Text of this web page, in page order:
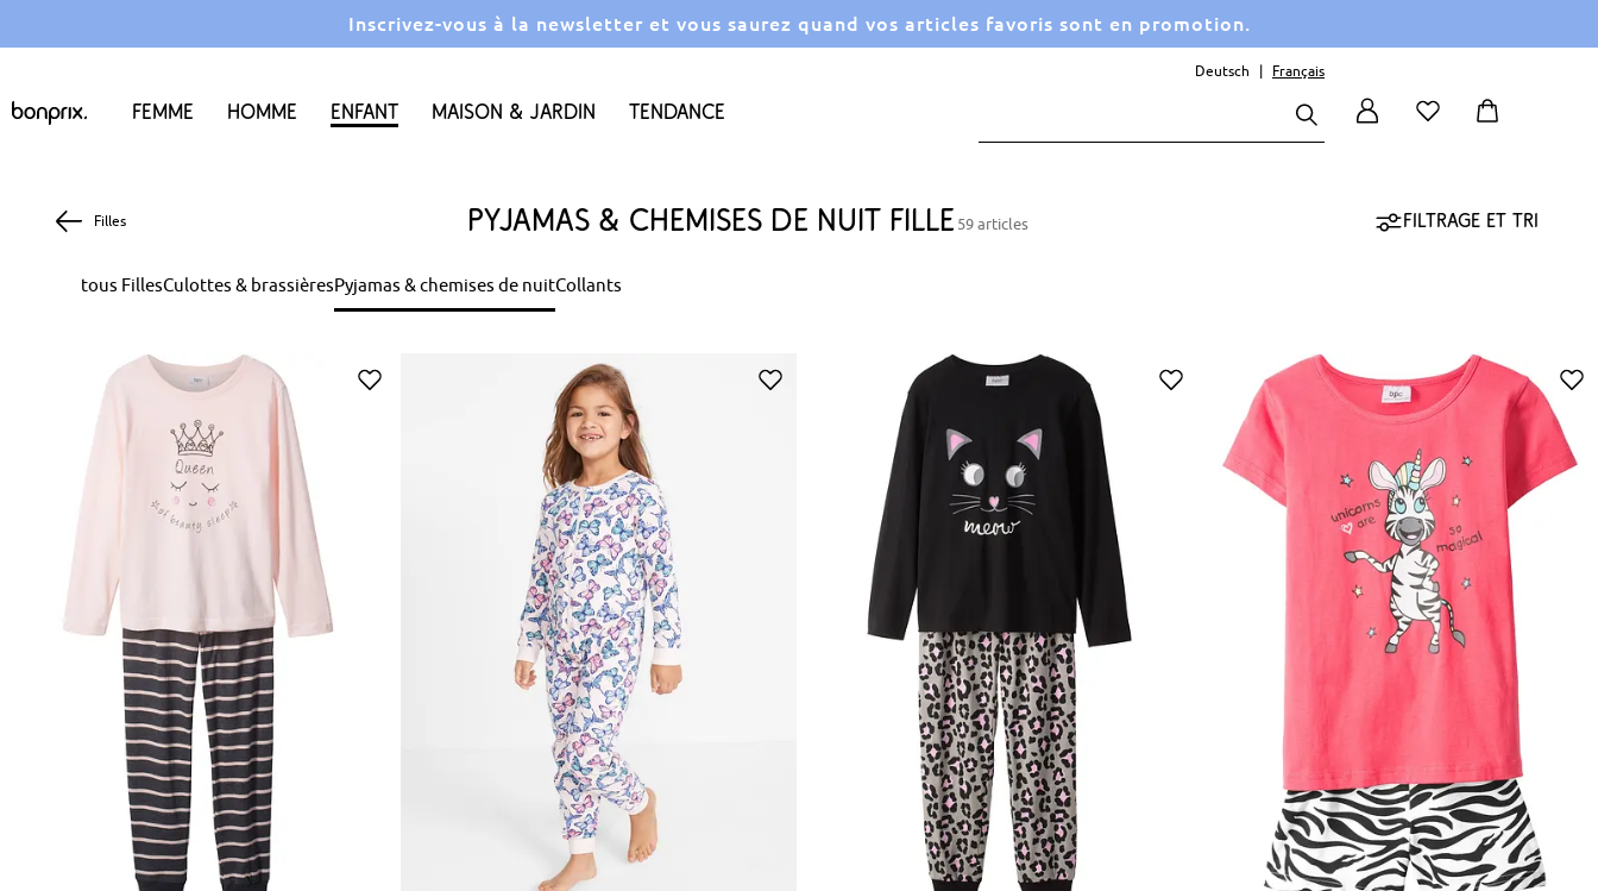
Inscrivez-vous à la newsletter et vous saurez quand vos articles favoris sont en promotion.
Femme Homme Enfant Maison & Jardin Tendance
Deutsch Français
Filles Pyjamas & chemises de nuit fille 59 articles Filtrage et tri
tous FillesCulottes & brassièresPyjamas & chemises de nuitCollants